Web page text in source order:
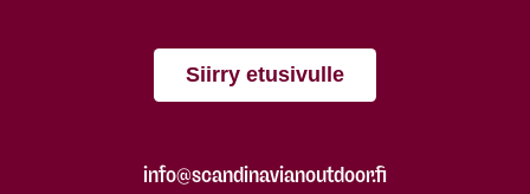
Siirry etusivulle
info@scandinavianoutdoor.fi